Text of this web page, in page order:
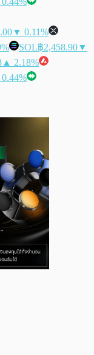
▼ 0.11%
SOL฿2,458.90▼
▲ 2.18%